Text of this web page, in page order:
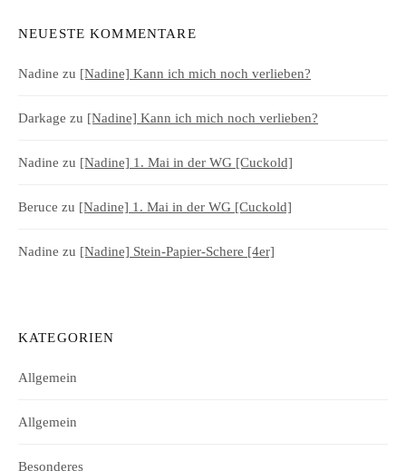
NEUESTE KOMMENTARE
Nadine zu [Nadine] Kann ich mich noch verlieben?
Darkage zu [Nadine] Kann ich mich noch verlieben?
Nadine zu [Nadine] 1. Mai in der WG [Cuckold]
Beruce zu [Nadine] 1. Mai in der WG [Cuckold]
Nadine zu [Nadine] Stein-Papier-Schere [4er]
KATEGORIEN
Allgemein
Allgemein
Besonderes